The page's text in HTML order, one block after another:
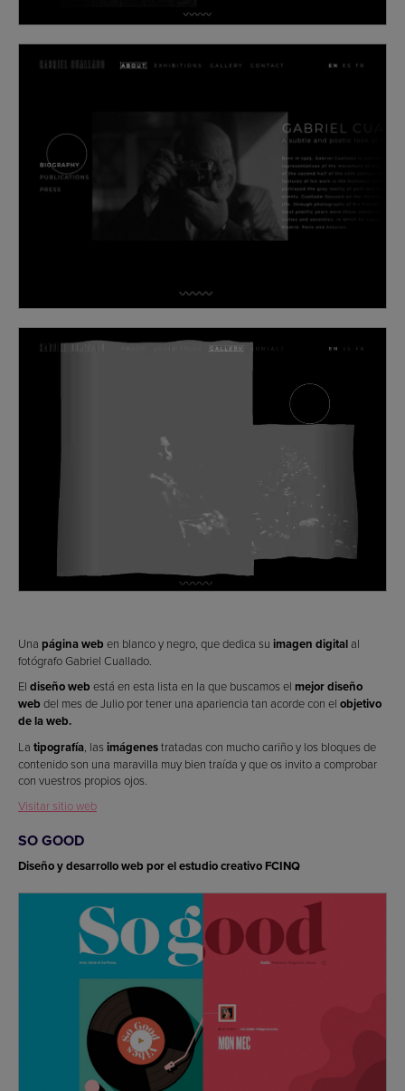
Una página web en blanco y negro, que dedica su imagen digitalal
fotógrafo Gabriel Cuallado.
El diseño web está en esta lista en la que buscamos el mejor diseño
web del mes de Julio por tener una apariencia tan acorde con el objetivo
de la web.
La tipografía, las imágenestratadas con mucho cariño y los bloques de
contenido son una maravilla muy bien traída y que os invito a comprobar
con vuestros propios ojos.
Visitar sitio web
SO GOOD
Diseño y desarrollo web por el estudio creativo FCINQ